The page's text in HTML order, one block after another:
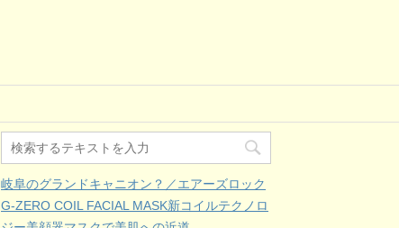
岐阜のグランドキャニオン？／エアーズロック
G-ZERO COIL FACIAL MASK新コイルテクノロ